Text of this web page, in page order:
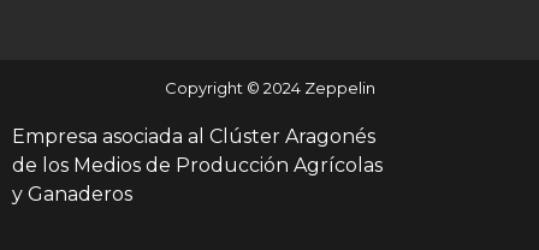
Copyright © 2024 Zeppelin
Empresa asociada al Clúster Aragonés
de los Medios de Producción Agrícolas
y Ganaderos